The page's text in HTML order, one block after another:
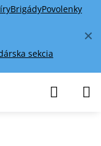
✕
BrigádyPovolenky
sekcia